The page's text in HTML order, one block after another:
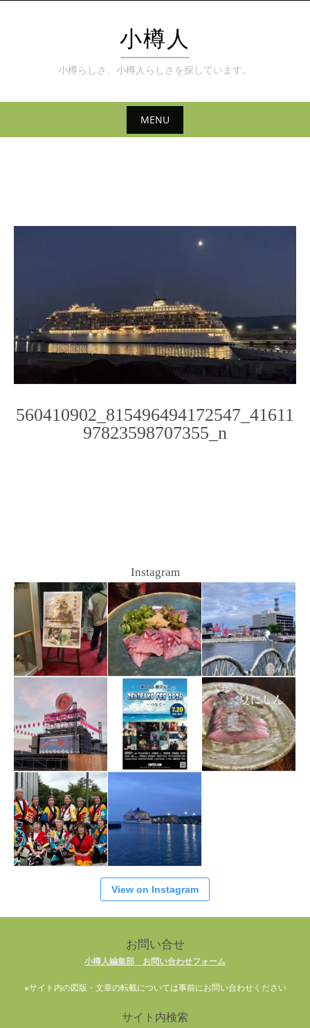
to
content
小樽人
小樽らしさ、小樽人らしさを探しています。
MENU
560410902_815496494172547_41611
97823598707355_n
Instagram
View on Instagram
お問い合せ
小樽人編集部 お問い合わせフォーム
※サイト内の図版・文章の転載については事前にお問い合わせください
サイト内検索